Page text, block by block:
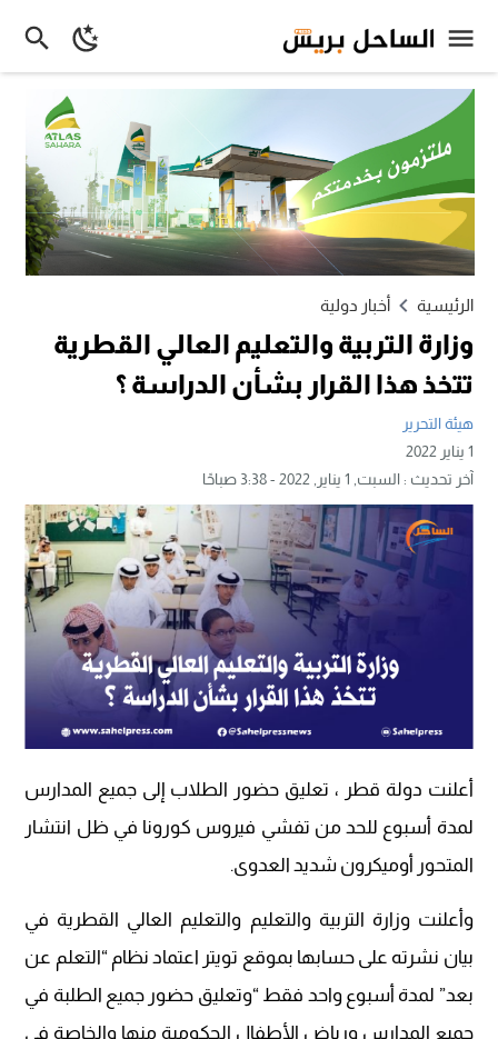
الرئيسية أخبار دولية
وزارة التربية والتعليم العالي القطرية
تتخذ هذا القرار بشأن الدراسة ؟
هيئة التحرير
1 يناير 2022
آخر تحديث :السبت, 1 يناير, 2022 - 3:38 صباحًا
أعلنت دولة قطر ، تعليق حضور الطلاب إلى جميع المدارس
لمدة أسبوع للحد من تفشي فيروس كورونا في ظل انتشار
المتحور أوميكرون شديد العدوى.
وأعلنت وزارة التربية والتعليم والتعليم العالي القطرية في
بيان نشرته على حسابها بموقع تويتر اعتماد نظام “التعلم عن
بعد” لمدة أسبوع واحد فقط “وتعليق حضور جميع الطلبة في
جميع المدارس ورياض الأطفال الحكومية منها والخاصة في